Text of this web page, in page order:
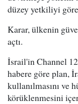
düzey yetkiliyi
Karar, ülkenin
açtı.
İsrail'in Channel 12
habere göre plan,
kullanılmasını ve
körüklenmesini